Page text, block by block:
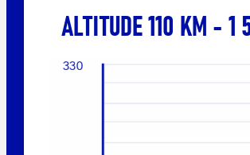
ALTITUDE 110 KM - 1